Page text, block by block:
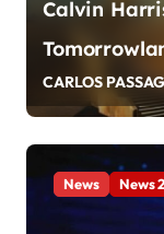
n
d
e
e
n
Calvin
CARLOS
News News 2